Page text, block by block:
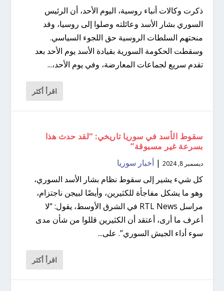
ذكرت وكالات أنباء روسية، اليوم الأحد، أن الرئيس
السوري بشار الأسد وعائلته وصلوا إلى روسيا، وقد
منحتهم السلطات الروسية حق اللجوء السياسي.
وسقطت الحكومة السورية بقيادة الأسد يوم الأحد بعد
تقدم سريع لجماعات المعارضة، وفي يوم الأحد،...
اقرأ أكثر
سقوط الأسد في سوريا تاريخي: “لقد حدث هذا
بسرعة غير مسبوقة”
ديسمبر 8, 2024 |أخبار سوريا
كل شيء يشير إلى سقوط نظام بشار الأسد السوري،
وهو ما يشكل مفاجأة للكثيرين، وأيضًا لبيجن ناجتزام،
مراسل RTL News في الشرق الأوسط، يقول: “لا
أعرف ما أرى، أعتقد أن الكثيرين قللوا من شأن مدى
سوء أداء الجيش السوري”. على...
اقرأ أكثر